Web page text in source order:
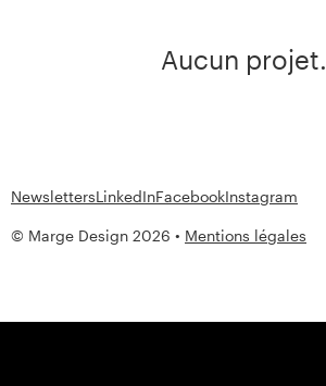
Aucun projet.
© Marge Design 2026 • Mentions légales
NewslettersLinkedInFacebookInstagram